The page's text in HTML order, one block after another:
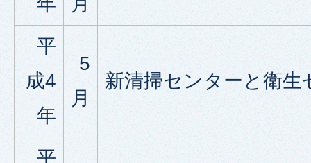
平
成4
年
5
月
新清掃センターと衛生
平